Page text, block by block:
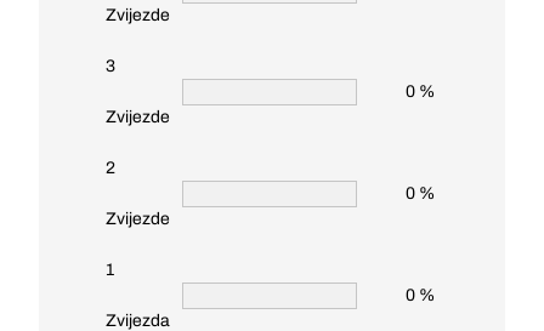
Zvijezde
3
Zvijezde
0 %
2
Zvijezde
0 %
1
Zvijezda
0 %